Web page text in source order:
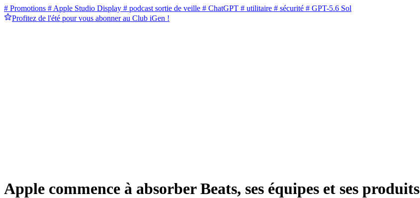
# Promotions # Apple Studio Display # podcast sortie de veille # ChatGPT # utilitaire # sécurité # GPT-5.6 Sol
Profitez de l'été pour vous abonner au Club iGen !
Apple commence à absorber Beats, ses équipes et ses produits